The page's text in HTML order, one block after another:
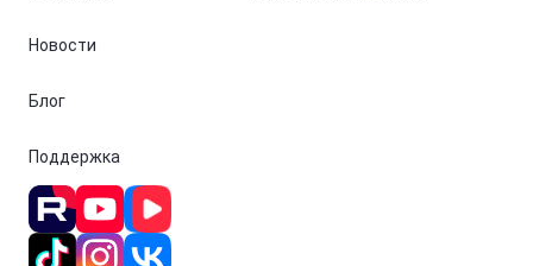
Новости
Блог
Поддержка